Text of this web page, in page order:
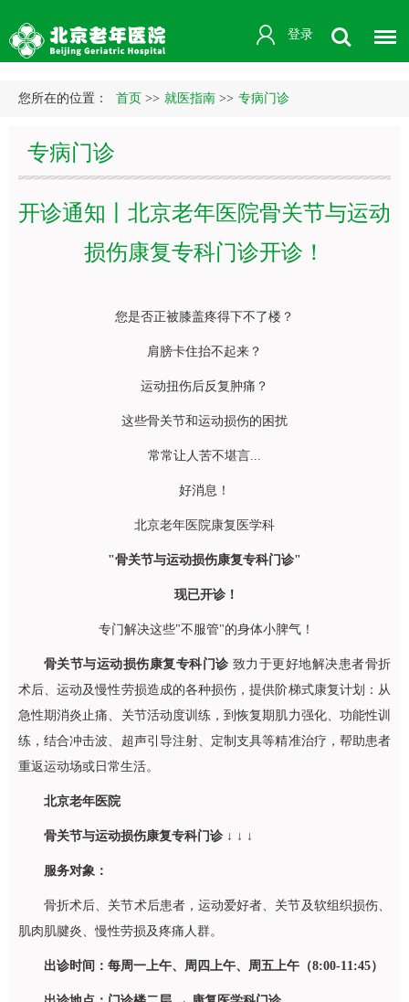
登录
您所在的位置： 首页 >> 就医指南 >> 专病门诊
专病门诊
开诊通知丨北京老年医院骨关节与运动
损伤康复专科门诊开诊！
您是否正被膝盖疼得下不了楼？
肩膀卡住抬不起来？
运动扭伤后反复肿痛？
这些骨关节和运动损伤的困扰
常常让人苦不堪言...
好消息！
北京老年医院康复医学科
"骨关节与运动损伤康复专科门诊"
现已开诊！
专门解决这些"不服管"的身体小脾气！
骨关节与运动损伤康复专科门诊 致力于更好地解决患者骨折
术后、运动及慢性劳损造成的各种损伤，提供阶梯式康复计划：从
急性期消炎止痛、关节活动度训练，到恢复期肌力强化、功能性训
练，结合冲击波、超声引导注射、定制支具等精准治疗，帮助患者
重返运动场或日常生活。
北京老年医院
骨关节与运动损伤康复专科门诊 ↓ ↓ ↓
服务对象：
骨折术后、关节术后患者，运动爱好者、关节及软组织损伤、
肌肉肌腱炎、慢性劳损及疼痛人群。
出诊时间：每周一上午、周四上午、周五上午（8:00-11:45）